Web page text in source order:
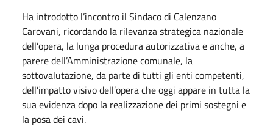
Ha introdotto l’incontro il Sindaco di Calenzano
Carovani, ricordando la rilevanza strategica nazionale
dell’opera, la lunga procedura autorizzativa e anche, a
parere dell’Amministrazione comunale, la
sottovalutazione, da parte di tutti gli enti competenti,
dell’impatto visivo dell’opera cheoggi appare in tutta la
sua evidenza dopo la realizzazione dei primi sostegni e
la posa dei cavi.